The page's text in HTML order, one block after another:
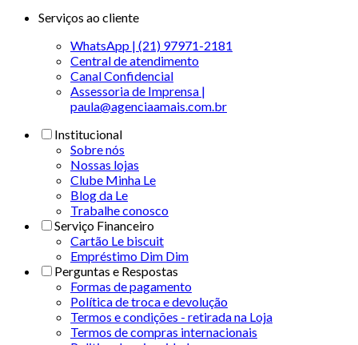
Serviços ao cliente
WhatsApp | (21) 97971-2181
Central de atendimento
Canal Confidencial
Assessoria de Imprensa |
paula@agenciaamais.com.br
Institucional
Sobre nós
Nossas lojas
Clube Minha Le
Blog da Le
Trabalhe conosco
Serviço Financeiro
Cartão Le biscuit
Empréstimo Dim Dim
Perguntas e Respostas
Formas de pagamento
Política de troca e devolução
Termos e condições - retirada na Loja
Termos de compras internacionais